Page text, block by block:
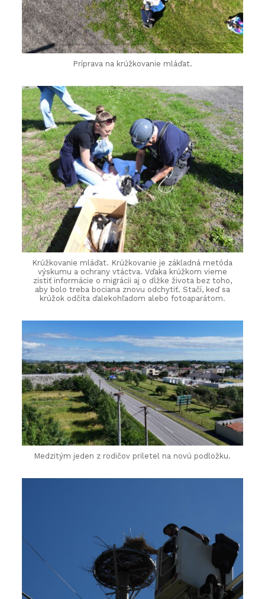
Príprava na krúžkovanie mláďat.
Krúžkovanie mláďat. Krúžkovanie je základná metóda
výskumu a ochrany vtáctva. Vďaka krúžkom vieme
zistiť informácie o migrácii aj o dĺžke života bez toho,
aby bolo treba bociana znovu odchytiť. Stačí, keď sa
krúžok odčíta ďalekohľadom alebo fotoaparátom.
Medzitým jeden z rodičov priletel na novú podložku.